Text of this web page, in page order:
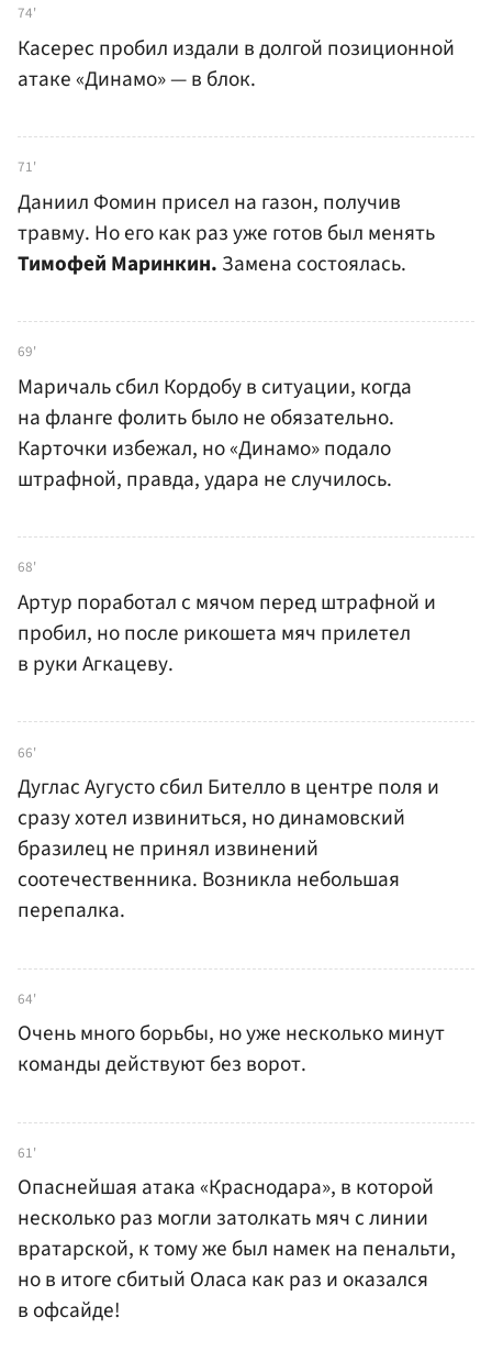
74'
Касерес пробил издали в долгой позиционной
атаке «Динамо» — в блок.
71'
Даниил Фомин присел на газон, получив
травму. Но его как раз уже готов был менять
Тимофей Маринкин. Замена состоялась.
69'
Маричаль сбил Кордобу в ситуации, когда
на фланге фолить было не обязательно.
Карточки избежал, но «Динамо» подало
штрафной, правда, удара не случилось.
68'
Артур поработал с мячом перед штрафной и
пробил, но после рикошета мяч прилетел
в руки Агкацеву.
66'
Дуглас Аугусто сбил Бителло в центре поля и
сразу хотел извиниться, но динамовский
бразилец не принял извинений
соотечественника. Возникла небольшая
перепалка.
64'
Очень много борьбы, но уже несколько минут
команды действуют без ворот.
61'
Опаснейшая атака «Краснодара», в которой
несколько раз могли затолкать мяч с линии
вратарской, к тому же был намек на пенальти,
но в итоге сбитый Оласа как раз и оказался
в офсайде!